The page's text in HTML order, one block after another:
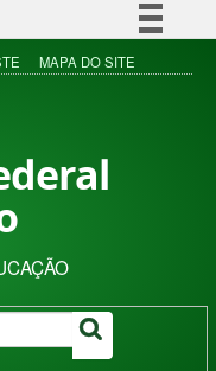
Simplifique!
à informação
MAPA DO SITE